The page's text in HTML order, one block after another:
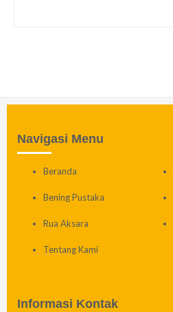
Navigasi Menu
Beranda
Bening Pustaka
Rua Aksara
Tentang Kami
Informasi Kontak